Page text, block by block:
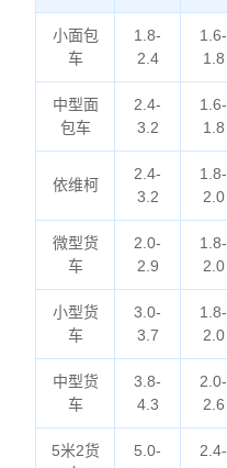
小面包
车
1.8-
2.4
1.6-
1.8
中型面
包车
2.4-
3.2
1.6-
1.8
依维柯
2.4-
3.2
1.8-
2.0
微型货
车
2.0-
2.9
1.8-
2.0
小型货
车
3.0-
3.7
1.8-
2.0
中型货
车
3.8-
4.3
2.0-
2.6
5米2货
5.0-
2.4-